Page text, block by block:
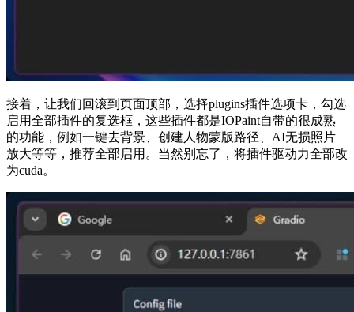
接着，让我们回滚到页面顶部，选择plugins插件选项卡，勾选
启用全部插件的复选框，这些插件都是IOPaint自带的很成熟
的功能，例如一键去背景、创建人物蒙版路径、AI无损照片
放大等等，推荐全部启用。当然别忘了，将插件驱动力全部改
为cuda。